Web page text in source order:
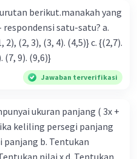
Balas
berikut.manakah yang
(5,7). (7, 9). (9,6)}
Jawaban terverifikasi
ukuran panjang ( 3x +
keliling persegi panjang
panjang b. Tentukan